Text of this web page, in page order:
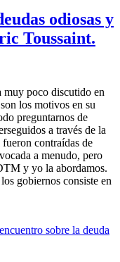
odiosas y
Toussaint.
muy poco discutido en
los motivos en su
preguntarnos de
a través de la
contraídas de
a menudo, pero
y yo la abordamos.
gobiernos consiste en
sobre la deuda